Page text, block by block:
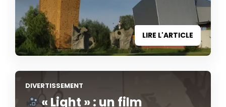
LIRE L'ARTICLE
DIVERTISSEMENT
« Light » : un film